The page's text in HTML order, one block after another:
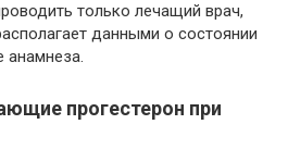
только лечащий врач,
данными о состоянии
анамнеза.
прогестерон при